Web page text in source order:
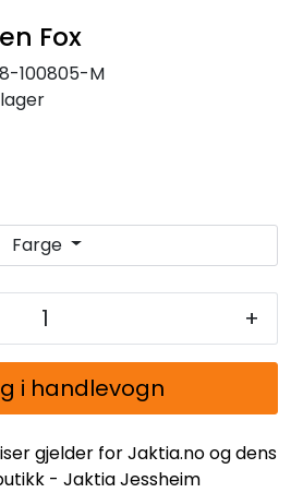
Fox
100805-M
Farge
+
i handlevogn
gjelder for Jaktia.no og dens
- Jaktia Jessheim